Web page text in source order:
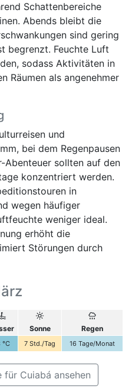
Schattenbereiche
Abends bleibt die
sind gering
begrenzt. Feuchte Luft
sodass Aktivitäten in
Räumen als angenehmer
und
bei dem Regenpausen
Abenteuer sollten auf den
konzentriert werden.
in
wegen häufiger
weniger ideal.
erhöht die
Störungen durch
Sonne Regen
°C 7 Std./Tag 16 Tage/Monat
Cuiabá ansehen